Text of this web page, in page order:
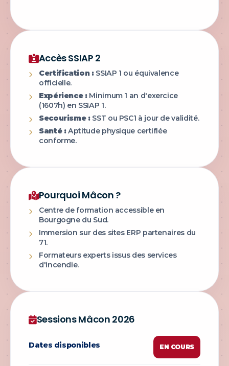
Accès SSIAP 2
Certification :SSIAP 1 ou équivalence
officielle.
Expérience :Minimum 1 an d'exercice
(1607h) en SSIAP 1.
Secourisme :SST ou PSC1 à jour de validité.
Santé :Aptitude physique certifiée
conforme.
Pourquoi Mâcon ?
Centre de formation accessible en
Bourgogne du Sud.
Immersion sur des sites ERP partenaires du
71.
Formateurs experts issus des services
d'incendie.
Sessions Mâcon 2026
Dates disponibles EN COURS